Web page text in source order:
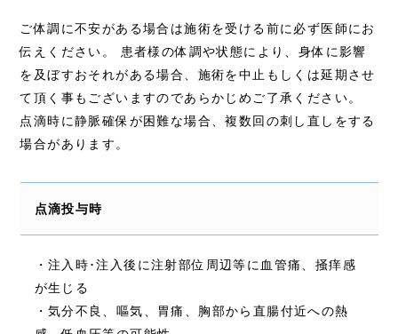
ご体調に不安がある場合は施術を受ける前に必ず医師にお
伝えください。 患者様の体調や状態により、身体に影響
を及ぼすおそれがある場合、施術を中止もしくは延期させ
て頂く事もございますのであらかじめご了承ください。
点滴時に静脈確保が困難な場合、複数回の刺し直しをする
場合があります。
点滴投与時
・注入時･注入後に注射部位周辺等に血管痛、掻痒感
が生じる
・気分不良、嘔気、胃痛、胸部から直腸付近への熱